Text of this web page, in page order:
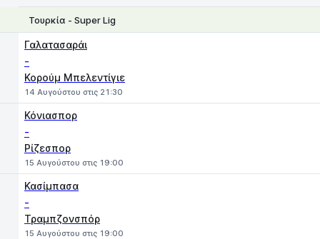
Τουρκία - Super Lig
Γαλατασαράι
-
Κορούμ Μπελεντίγιε
14 Αυγούστου στις 21:30
Κόνιασπορ
-
Ρίζεσπορ
15 Αυγούστου στις 19:00
Κασίμπασα
-
Τραμπζονσπόρ
15 Αυγούστου στις 19:00